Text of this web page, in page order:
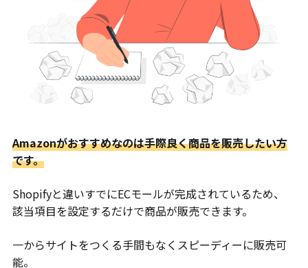
Amazonがおすすめなのは手際良く商品を販売したい方
です。
Shopifyと違いすでにECモールが完成されているため、
該当項目を設定するだけで商品が販売できます。
一からサイトをつくる手間もなくスピーディーに販売可
能。